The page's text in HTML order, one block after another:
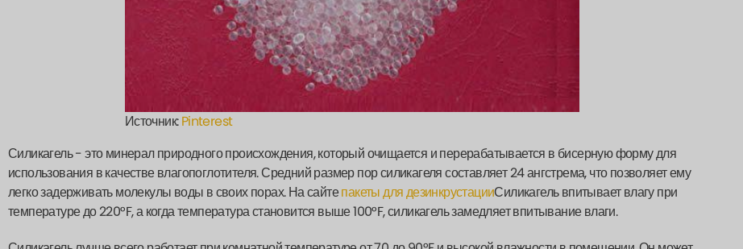
Источник:Pinterest
Силикагель - это минерал природного происхождения, который очищается и перерабатывается в бисерную форму для
использования в качестве влагопоглотителя. Средний размер пор силикагеля составляет 24 ангстрема, что позволяет ему
легко задерживать молекулы воды в своих порах. На сайтепакеты для дезинкрустацииСиликагель впитывает влагу при
температуре до 220°F, а когда температура становится выше 100°F, силикагель замедляет впитывание влаги.